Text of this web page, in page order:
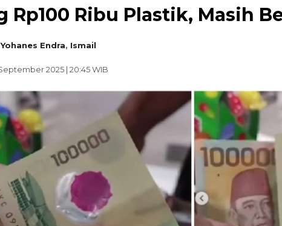
Rp100 Ribu Plastik, Masih
Yohanes Endra, Ismail
2025 | 20:45 WIB